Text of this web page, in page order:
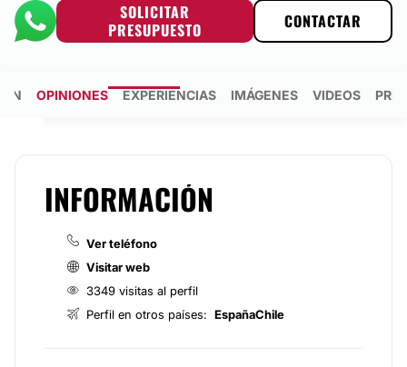
SOLICITAR
PRESUPUESTO
CONTACTAR
OPINIONES EXPERIENCIAS IMÁGENES VIDEOS
INFORMACIÓN
Ver teléfono
Visitar web
3349 visitas al perfil
Perfil en otros países: EspañaChile